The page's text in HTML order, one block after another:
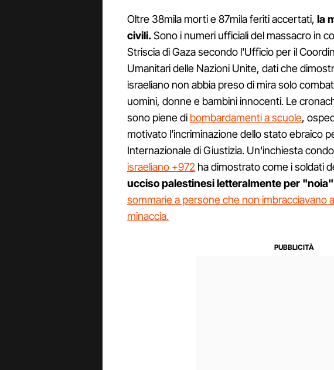
Oltre 38mila morti e 87mila feriti accertati, la
civili.Sono i numeri ufficiali del massacro in
Striscia di Gaza secondo l'Ufficio per il
Umanitari delle Nazioni Unite, dati che
israeliano non abbia preso di mira solo
uomini, donne e bambini innocenti. Le
sono piene di bombardamenti a scuole,
motivato l'incriminazione dello stato ebraico
Internazionale di Giustizia. Un'inchiesta
israeliano +972 ha dimostrato come i soldati
ucciso palestinesi letteralmente per "noia"
sommarie a persone che non imbracciavano
minaccia.